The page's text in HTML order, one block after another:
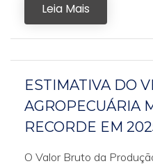
Leia Mais
ESTIMATIVA DO
AGROPECUÁRIA
RECORDE EM
O Valor Bruto da